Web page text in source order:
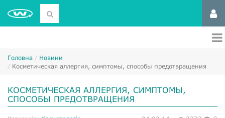
Головна
Новини
Косметическая аллергия, симптомы, способы предотвращения
КОСМЕТИЧЕСКАЯ АЛЛЕРГИЯ, СИМПТОМЫ,
СПОСОБЫ ПРЕДОТВРАЩЕНИЯ